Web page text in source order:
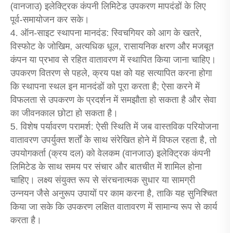
(वानजाउ) इलेक्ट्रिक कंपनी लिमिटेड उपकरण मापदंडों के लिए
पूर्व-समायोजन कर सके।
4. ऑन-साइट स्थापना मानदंड: स्विचगियर को आग के खतरे,
विस्फोट के जोखिम, अत्यधिक धूल, रासायनिक क्षरण और मजबूत
कंपन या प्रभाव से रहित वातावरण में स्थापित किया जाना चाहिए।
उपकरण वितरण से पहले, क्रय पक्ष को यह सत्यापित करना होगा
कि स्थापना स्थल इन मानदंडों को पूरा करता है; ऐसा करने में
विफलता से उपकरण के प्रदर्शन में समझौता हो सकता है और सेवा
का जीवनकाल छोटा हो सकता है।
5. विशेष पर्यावरण परामर्श: ऐसी स्थिति में जब वास्तविक परियोजना
वातावरण उपर्युक्त शर्तों के साथ संरेखित होने में विफल रहता है, तो
उपयोगकर्ता (क्रय दल) को वेलकम (वानजाउ) इलेक्ट्रिक कंपनी
लिमिटेड के साथ समय पर संचार और बातचीत में शामिल होना
चाहिए। लक्ष्य संयुक्त रूप से संरचनात्मक सुधार या सामग्री
उन्नयन जैसे अनुरूप उपायों पर काम करना है, ताकि यह सुनिश्चित
किया जा सके कि उपकरण लक्षित वातावरण में सामान्य रूप से कार्य
करता है।